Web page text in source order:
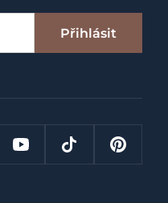
Přihlásit